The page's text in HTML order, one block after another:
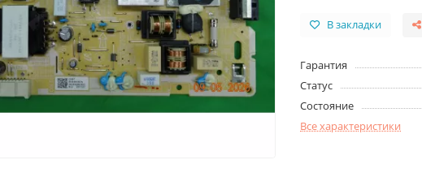
В закладки
Гарантия
Статус
Состояние
Все характеристики